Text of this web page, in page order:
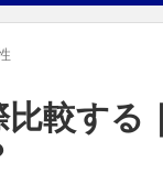
較する